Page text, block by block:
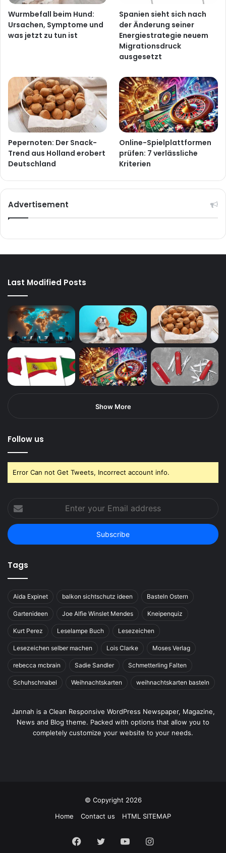
Wurmbefall beim Hund:
Ursachen, Symptome und
was jetzt zu tun ist
Spanien sieht sich nach
der Änderung seiner
Energiestrategie neuem
Migrationsdruck
ausgesetzt
Pepernoten: Der Snack-
Trend aus Holland erobert
Deutschland
Online-Spielplattformen
prüfen: 7 verlässliche
Kriterien
Advertisement
Last Modified Posts
Show More
Follow us
Error Can not Get Tweets, Incorrect account info.
your
Email
address
Tags
Aida Expinet balkon sichtschutz ideen Basteln Ostern
Gartenideen Joe Alfie Winslet Mendes Kneipenquiz
Kurt Perez Leselampe Buch Lesezeichen
Lesezeichen selber machen Lois Clarke Moses Verlag
rebecca mcbrain Sadie Sandler Schmetterling Falten
Schuhschnabel Weihnachtskarten weihnachtskarten basteln
Jannah is a Clean Responsive WordPress Newspaper, Magazine,
News and Blog theme. Packed with options that allow you to
completely customize your website to your needs.
© Copyright 2026
Home
Contact us HTML SITEMAP
Facebook
Twitter YouTubeInstagram